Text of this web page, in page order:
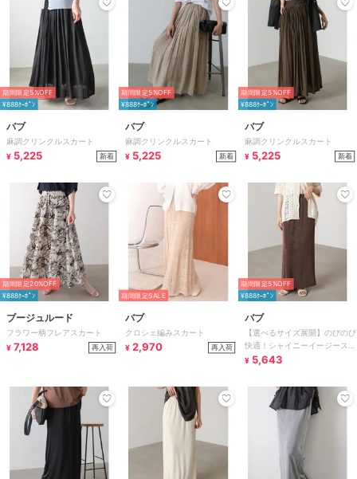
期間限定5%OFF
¥888ｸｰﾎﾟﾝ
バブ
麻調クリンクルスカート
¥ 5,225 新着
期間限定5%OFF
¥888ｸｰﾎﾟﾝ
バブ
麻調クリンクルスカート
¥ 5,225 新着
期間限定5%OFF
¥888ｸｰﾎﾟﾝ
バブ
麻調クリンクルスカート
¥ 5,225 新着
期間限定20%OFF
¥888ｸｰﾎﾟﾝ
ブージュルード
フラワー柄フレアスカート
¥ 7,128 再入荷
期間限定SALE
バブ
クロシェ編みスカート
¥ 2,970 再入荷
期間限定5%OFF
¥888ｸｰﾎﾟﾝ
バブ
【選べるサイズ展開】のびのび
快適！シャイニーイージースカ
ート
¥ 5,643